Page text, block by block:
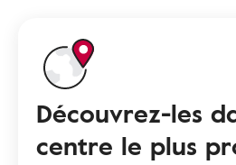
Découvrez-les
centre le plus